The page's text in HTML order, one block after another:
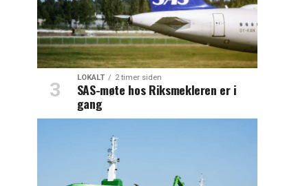
LOKALT 2 timer siden
SAS-møte hos Riksmekleren er i
gang